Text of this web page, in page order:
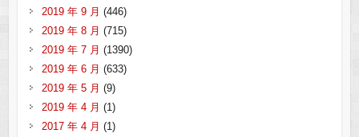
2019 年 9 月 (446)
2019 年 8 月 (715)
2019 年 7 月 (1390)
2019 年 6 月 (633)
2019 年 5 月 (9)
2019 年 4 月 (1)
2017 年 4 月 (1)